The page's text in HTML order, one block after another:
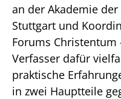
an der Akademie
Stuttgart und
Forums
Verfasser dafür
praktische
in zwei Hauptteile